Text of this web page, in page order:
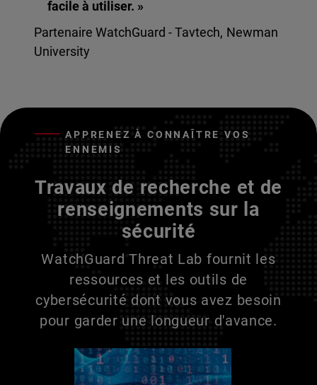
facile à utiliser. »
Partenaire WatchGuard - Tavtech, Newman
University
APPRENEZ À CONNAÎTRE VOS
ENNEMIS
Travaux de recherche et de
renseignements sur la
sécurité
WatchGuard Threat Lab fournit les
ressources et les outils de
cybersécurité dont vous avez besoin
pour garder une longueur d'avance.